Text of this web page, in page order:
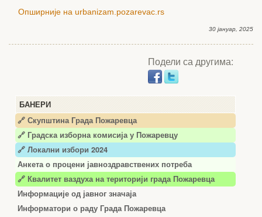
БАНЕРИ
🔗 Скупштина Града Пожаревца
🔗 Градска изборна комисија у Пожаревцу
🔗 Локални избори 2024
Анкета о процени јавноздравствених потреба
🔗 Квалитет ваздуха на територији града Пожаревца
Информације од јавног значаја
Информатори о раду Града Пожаревца
Опширније на urbanizam.pozarevac.rs
30 јануар, 2025
Подели са другима: